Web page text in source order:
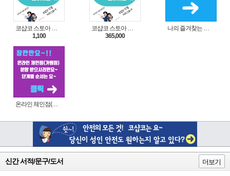
코샵코 스토아 입점 1일 이용권
1,100
코샵코 스토아 입점 1년 이용권
365,000
나의 즐겨찾는 상품 리스트로 편리하게 주문하세요~(쿠팡 다이나믹 배너)
온라인 체인점(가맹점) 분양순서(필독)
신간 서적/문구/도서 더보기